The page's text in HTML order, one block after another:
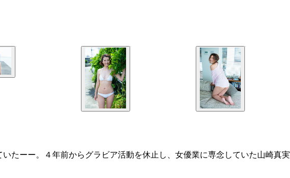
たーー。４年前からグラビア活動を休止し、女優業に専念していた山崎真実